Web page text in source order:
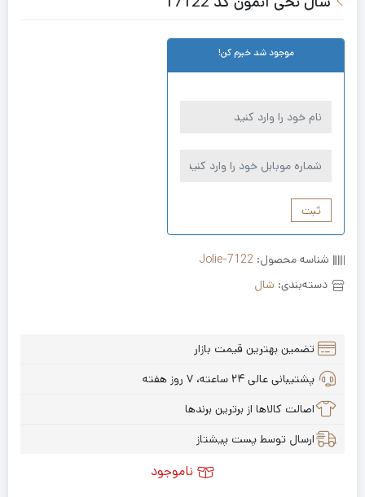
موجود شد خبرم کن!
ثبت
شناسه محصول: Jolie-7122
دسته‌بندی: شال
تضمین بهترین قیمت بازار
پشتیبانی عالی ۲۴ ساعته، ۷ روز هفته
اصالت کالاها از برترین برندها
ارسال توسط پست پیشتاز
ناموجود